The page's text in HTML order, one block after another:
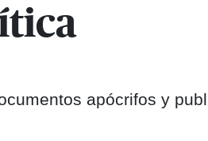
apócrifos y